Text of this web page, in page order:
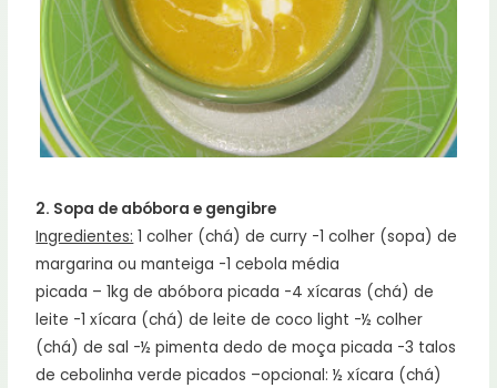
2. Sopa de abóbora e gengibre
Ingredientes: 1 colher (chá) de curry -1 colher (sopa) de
margarina ou manteiga -1 cebola média
picada – 1kg de abóbora picada -4 xícaras (chá) de
leite -1 xícara (chá) de leite de coco light -½ colher
(chá) de sal -½ pimenta dedo de moça picada -3 talos
de cebolinha verde picados –opcional: ½ xícara (chá)